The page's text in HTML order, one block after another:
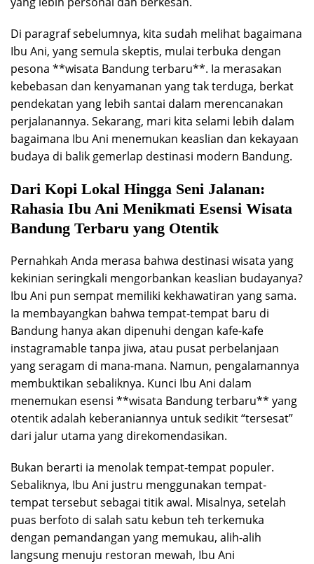
Di paragraf sebelumnya, kita sudah melihat bagaimana
Ibu Ani, yang semula skeptis, mulai terbuka dengan
pesona **wisata Bandung terbaru**. Ia merasakan
kebebasan dan kenyamanan yang tak terduga, berkat
pendekatan yang lebih santai dalam merencanakan
perjalanannya. Sekarang, mari kita selami lebih dalam
bagaimana Ibu Ani menemukan keaslian dan kekayaan
budaya di balik gemerlap destinasi modern Bandung.
Dari Kopi Lokal Hingga Seni Jalanan:
Rahasia Ibu Ani Menikmati Esensi Wisata
Bandung Terbaru yang Otentik
Pernahkah Anda merasa bahwa destinasi wisata yang
kekinian seringkali mengorbankan keaslian budayanya?
Ibu Ani pun sempat memiliki kekhawatiran yang sama.
Ia membayangkan bahwa tempat-tempat baru di
Bandung hanya akan dipenuhi dengan kafe-kafe
instagramable tanpa jiwa, atau pusat perbelanjaan
yang seragam di mana-mana. Namun, pengalamannya
membuktikan sebaliknya. Kunci Ibu Ani dalam
menemukan esensi **wisata Bandung terbaru** yang
otentik adalah keberaniannya untuk sedikit “tersesat”
dari jalur utama yang direkomendasikan.
Bukan berarti ia menolak tempat-tempat populer.
Sebaliknya, Ibu Ani justru menggunakan tempat-
tempat tersebut sebagai titik awal. Misalnya, setelah
puas berfoto di salah satu kebun teh terkemuka
dengan pemandangan yang memukau, alih-alih
langsung menuju restoran mewah, Ibu Ani